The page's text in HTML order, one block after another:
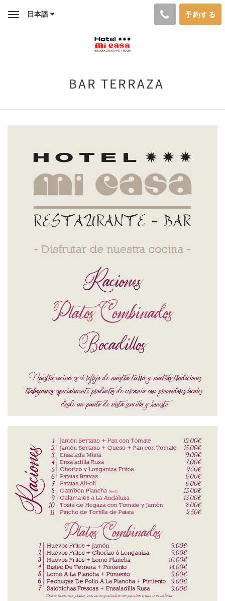
Toggle日本語 予約する
BAR TERRAZA